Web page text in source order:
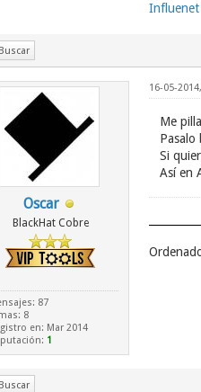
Influenet
Buscar
Oscar
BlackHat Cobre
87
8
en: Mar 2014
1
16-05-
Me
Si
Así en
Buscar